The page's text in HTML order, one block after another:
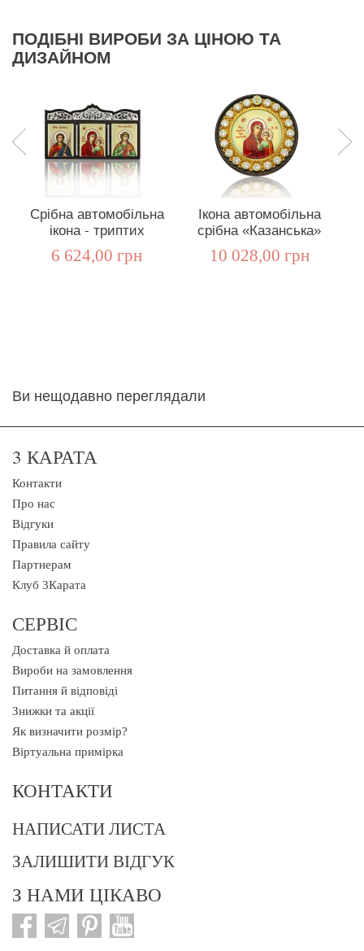
ПОДІБНІ ВИРОБИ ЗА ЦІНОЮ ТА
ДИЗАЙНОМ
Срібна автомобільна
ікона - триптих
6 624,00 грн
Ікона автомобільна
срібна «Казанська»
10 028,00 грн
Ви нещодавно переглядали
3 КАРАТА
Контакти
Про нас
Відгуки
Правила сайту
Партнерам
Клуб 3Карата
СЕРВІС
Доставка й оплата
Вироби на замовлення
Питання й відповіді
Знижки та акції
Як визначити розмір?
Віртуальна примірка
КОНТАКТИ
НАПИСАТИ ЛИСТА
ЗАЛИШИТИ ВІДГУК
З НАМИ ЦІКАВО